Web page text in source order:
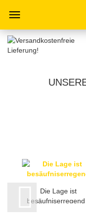
Die Lage ist
besäufniserregend